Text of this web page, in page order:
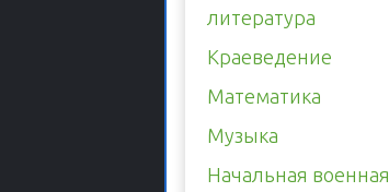
литература
Краеведение
Математика
Музыка
Начальная военная